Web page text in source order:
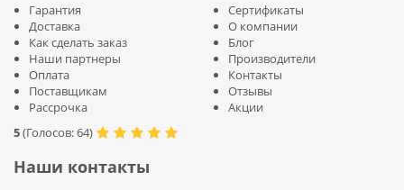
Гарантия
Доставка
Как сделать заказ
Наши партнеры
Оплата
Поставщикам
Рассрочка
Сертификаты
О компании
Блог
Производители
Контакты
Отзывы
Акции
5(Голосов:64)
Наши контакты